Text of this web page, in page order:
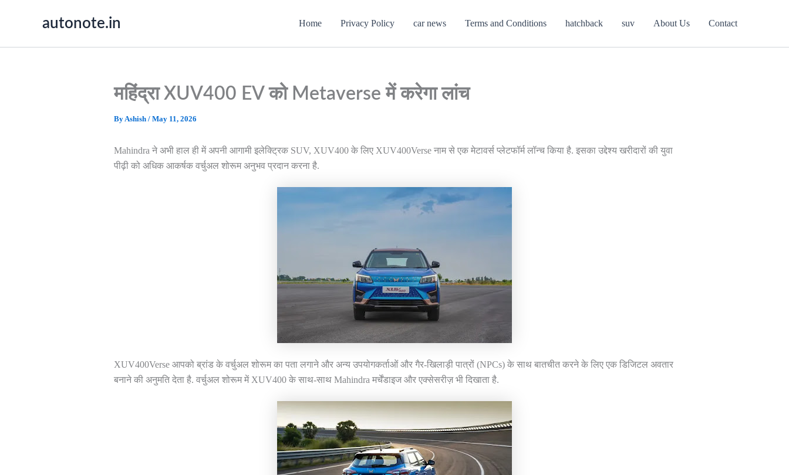
autonote.in Home Privacy Policy car news Terms and Conditions hatchback suv About Us Contact
महिंद्रा XUV400 EV को Metaverse में करेगा लांच
ByAshish / May 11, 2026
Mahindra ने अभी हाल ही में अपनी आगामी इलेक्ट्रिक SUV, XUV400 के लिए XUV400Verse नाम से एक मेटावर्स प्लेटफॉर्म लॉन्च किया है. इसका उद्देश्य खरीदारों की युवा
पीढ़ी को अधिक आकर्षक वर्चुअल शोरूम अनुभव प्रदान करना है.
XUV400Verse आपको ब्रांड के वर्चुअल शोरूम का पता लगाने और अन्य उपयोगकर्ताओं और गैर-खिलाड़ी पात्रों (NPCs) के साथ बातचीत करने के लिए एक डिजिटल अवतार
बनाने की अनुमति देता है. वर्चुअल शोरूम में XUV400 के साथ-साथ Mahindra मर्चेंडाइज और एक्सेसरीज़ भी दिखाता है.